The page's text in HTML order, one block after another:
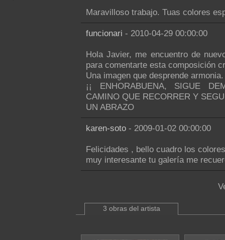
Maravilloso trabajo. Tuas colores
funcionari - 2010-04-29 00:00:00
Hola Javier, me encuentro de
para comentarte esta composición
Una imagen que desprende armonia.
¡¡ ENHORABUENA, SIGUE
CAMINO QUE RECORRER Y
UN ABRAZO
karen-soto - 2009-01-02 00:00:00
Felicidades , bello cuadro los
muy interesante tu galería me
3 obras del artista